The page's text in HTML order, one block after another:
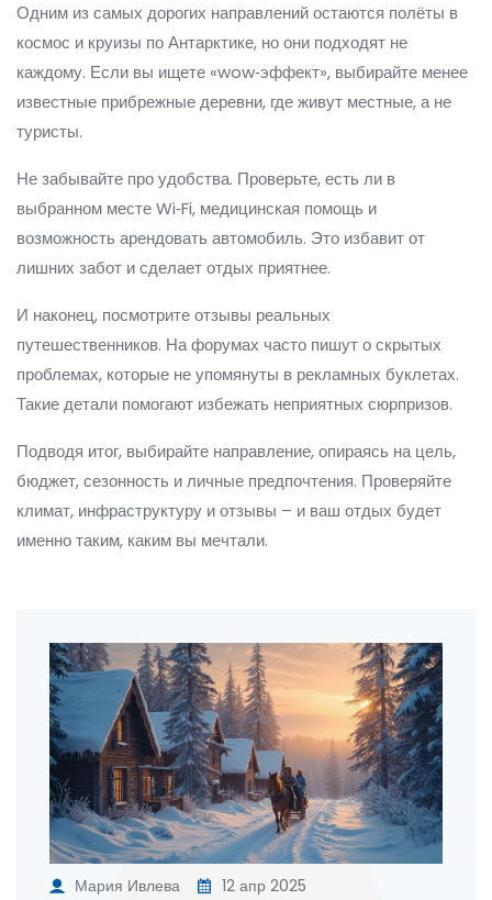
Одним из самых дорогих направлений остаются полёты в
космос и круизы по Антарктике, но они подходят не
каждому. Если вы ищете «wow‑эффект», выбирайте менее
известные прибрежные деревни, где живут местные, а не
туристы.
Не забывайте про удобства. Проверьте, есть ли в
выбранном месте Wi‑Fi, медицинская помощь и
возможность арендовать автомобиль. Это избавит от
лишних забот и сделает отдых приятнее.
И наконец, посмотрите отзывы реальных
путешественников. На форумах часто пишут о скрытых
проблемах, которые не упомянуты в рекламных буклетах.
Такие детали помогают избежать неприятных сюрпризов.
Подводя итог, выбирайте направление, опираясь на цель,
бюджет, сезонность и личные предпочтения. Проверяйте
климат, инфраструктуру и отзывы – и ваш отдых будет
именно таким, каким вы мечтали.
Мария Ивлева 12 апр 2025